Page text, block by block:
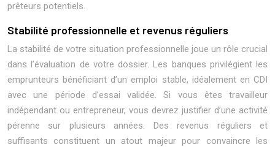
prêteurs potentiels.
Stabilité professionnelle et revenus réguliers
La stabilité de votre situation professionnelle joue un rôle crucial
dans l’évaluation de votre dossier. Les banques privilégient les
emprunteurs bénéficiant d’un emploi stable, idéalement en CDI
avec une période d’essai validée. Si vous êtes travailleur
indépendant ou entrepreneur, vous devrez justifier d’une activité
pérenne sur plusieurs années. Des revenus réguliers et
suffisants constituent un atout majeur pour convaincre les